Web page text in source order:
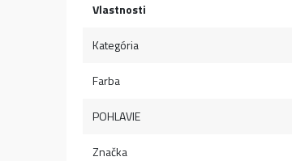
Vlastnosti
Kategória
Farba
POHLAVIE
Značka